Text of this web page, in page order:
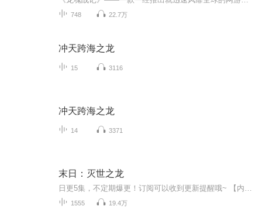
748 22.7万
冲天跨海之龙
15 3116
冲天跨海之龙
14 3371
末日：灭世之龙
1555 19.4万